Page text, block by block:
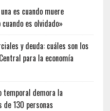
es cuando muere
es olvidado»
y deuda: cuáles son los
para la economía
temporal demora la
de 130 personas